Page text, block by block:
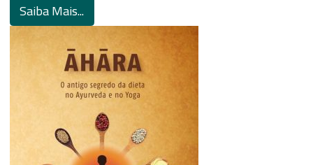
Saiba Mais...